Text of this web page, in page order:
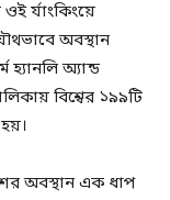
র্যাংকিংয়ে
অবস্থান
অ্যান্ড
বিশ্বের ১৯৯টি
অবস্থান এক ধাপ